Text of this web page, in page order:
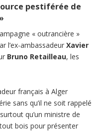
pestiférée de
« outrancière »
l’ex-ambassadeur Xavier
Bruno Retailleau, les
français à Alger
sans qu’il ne soit rappelé
qu’un ministre de
bois pour présenter